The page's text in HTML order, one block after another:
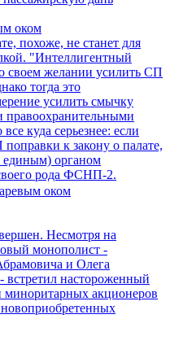
оком
похоже, не станет для
"Интеллигентный
своем желании усилить СП
тогда это
усилить смычку
куда серьезнее: если
к закону о палате,
единым) органом
рода ФСНП-2.
Несмотря на
монополист -
и Олега
настороженный
акционеров